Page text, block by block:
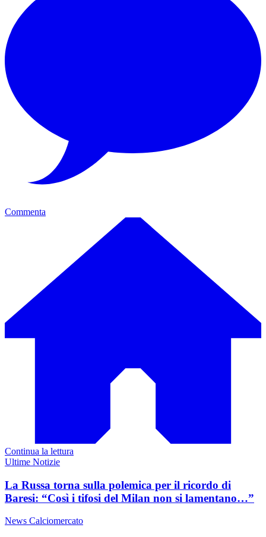
Commenta
Continua la lettura
Ultime Notizie
La Russa torna sulla polemica per il ricordo di
Baresi: “Così i tifosi del Milan non si lamentano…”
News Calciomercato